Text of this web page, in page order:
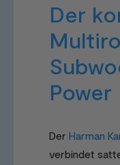
Der
Power
Der Harman
verbindet